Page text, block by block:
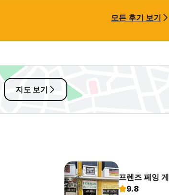
모든 후기 보기
지도 보기
프렌즈 페잉
9.8